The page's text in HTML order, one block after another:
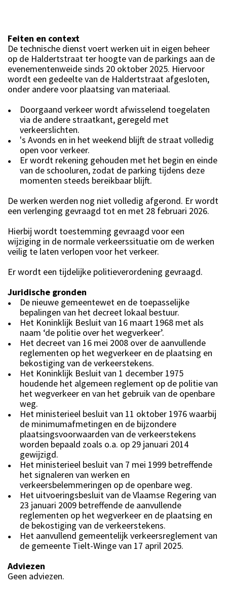
Feiten en context
De technische dienst voert werken uit in eigen beheer
op de Haldertstraat ter hoogte van de parkings aan de
evenementenweide sinds 20 oktober 2025. Hiervoor
wordt een gedeelte van de Haldertstraat afgesloten,
onder andere voor plaatsing van materiaal.
●
Doorgaand verkeer wordt afwisselend toegelaten
via de andere straatkant, geregeld met
verkeerslichten.
●
's Avonds en in het weekend blijft de straat volledig
open voor verkeer.
●
Er wordt rekening gehouden met het begin en einde
van de schooluren, zodat de parking tijdens deze
momenten steeds bereikbaar blijft.
De werken werden nog niet volledig afgerond. Er wordt
een verlenging gevraagd tot en met 28 februari 2026.
Hierbij wordt toestemming gevraagd voor een
wijziging in de normale verkeerssituatie om de werken
veilig te laten verlopen voor het verkeer.
Er wordt een tijdelijke politieverordening gevraagd.
Juridische gronden
●
De nieuwe gemeentewet en de toepasselijke
bepalingen van het decreet lokaal bestuur.
●
Het Koninklijk Besluit van 16 maart 1968 met als
naam ‘de politie over het wegverkeer’.
●
Het decreet van 16 mei 2008 over de aanvullende
reglementen op het wegverkeer en de plaatsing en
bekostiging van de verkeerstekens.
●
Het Koninklijk Besluit van 1 december 1975
houdende het algemeen reglement op de politie van
het wegverkeer en van het gebruik van de openbare
weg.
●
Het ministerieel besluit van 11 oktober 1976 waarbij
de minimumafmetingen en de bijzondere
plaatsingsvoorwaarden van de verkeerstekens
worden bepaald zoals o.a. op 29 januari 2014
gewijzigd.
●
Het ministerieel besluit van 7 mei 1999 betreffende
het signaleren van werken en
verkeersbelemmeringen op de openbare weg.
●
Het uitvoeringsbesluit van de Vlaamse Regering van
23 januari 2009 betreffende de aanvullende
reglementen op het wegverkeer en de plaatsing en
de bekostiging van de verkeerstekens.
●
Het aanvullend gemeentelijk verkeersreglement van
de gemeente Tielt-Winge van 17 april 2025.
Adviezen
Geen adviezen.